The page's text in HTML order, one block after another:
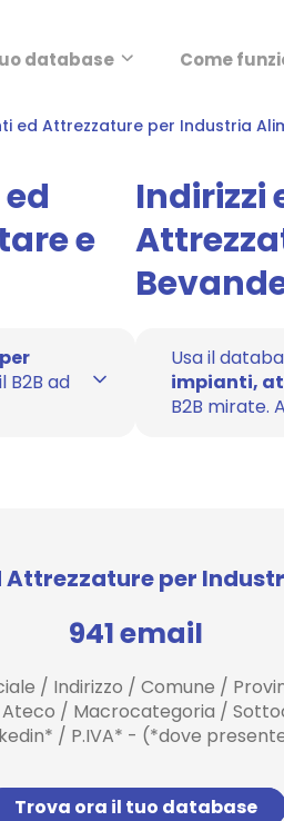
database Come
ed Attrezzature per Industria
e
B2B ad
Indirizzi
Usa il
impianti,
B2B mirate.
per
941 email
/ Indirizzo / Comune /
/ Macrocategoria /
/ P.IVA* - (*dove
Trova ora il tuo database